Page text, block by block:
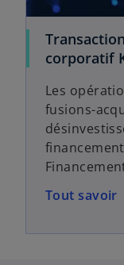
corporatif
Les
fusions-
Tout savoir